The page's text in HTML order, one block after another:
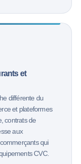
et
différente du
et plateformes
contrats de
aux
qui
CVC.